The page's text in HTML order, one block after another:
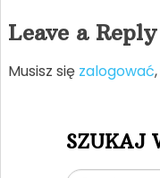
Leave a Reply
Musisz się zalogować
SZUKAJ